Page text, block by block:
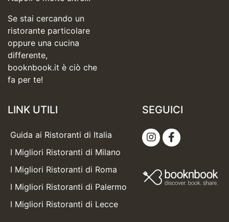
Se stai cercando un
ristorante particolare
oppure una cucina
differente,
booknbook.it è ciò che
fa per te!
LINK UTILI
Guida ai Ristoranti di Italia
I Migliori Ristoranti di Milano
I Migliori Ristoranti di Roma
I Migliori Ristoranti di Palermo
I Migliori Ristoranti di Lecce
SEGUICI